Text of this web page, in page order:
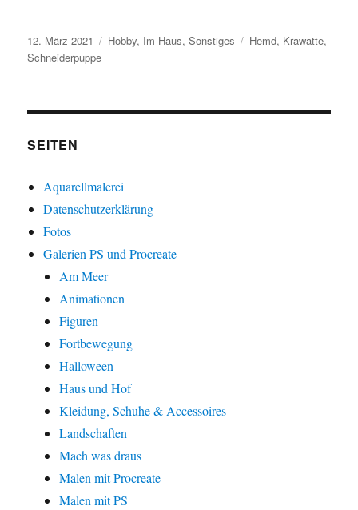
Veröffentlicht
am
12. März 2021 Kategorien
Hobby, Im Haus,Sonstiges Schlagwörter
Hemd, Krawatte,
Schneiderpuppe
SEITEN
Aquarellmalerei
Datenschutzerklärung
Fotos
Galerien PS und Procreate
Am Meer
Animationen
Figuren
Fortbewegung
Halloween
Haus und Hof
Kleidung, Schuhe & Accessoires
Landschaften
Mach was draus
Malen mit Procreate
Malen mit PS